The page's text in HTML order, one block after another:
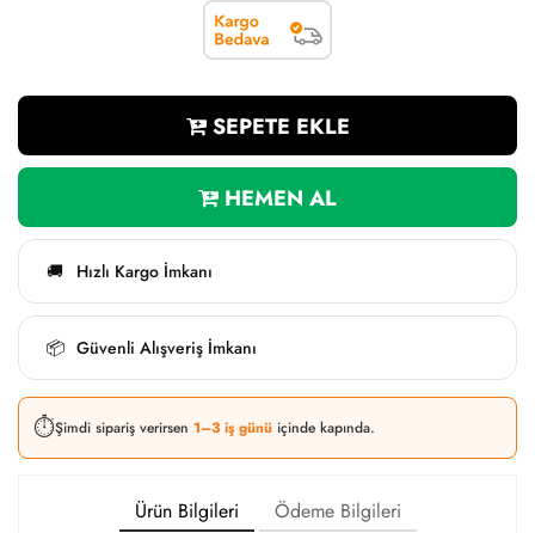
SEPETE EKLE
HEMEN AL
🚚 Hızlı Kargo İmkanı
📦 Güvenli Alışveriş İmkanı
⏱️Şimdi sipariş verirsen 1–3 iş günü içinde kapında.
Ürün Bilgileri
Ödeme Bilgileri